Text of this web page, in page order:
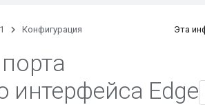
Конфигурация Эта
интерфейса Edge